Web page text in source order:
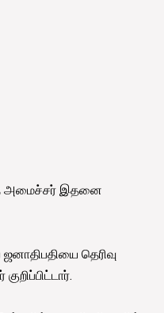
அமைச்சர் இதனை
தெரிவு